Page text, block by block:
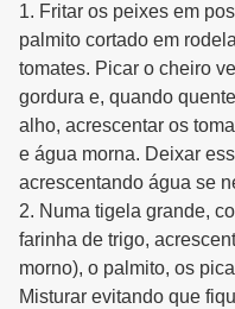
1. Fritar os peixes em
palmito cortado em
tomates. Picar o cheiro
gordura e, quando
alho, acrescentar os
e água morna. Deixar
acrescentando água se
2. Numa tigela grande,
farinha de trigo,
morno), o palmito, os
Misturar evitando que